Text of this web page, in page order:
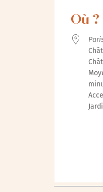
Où ?